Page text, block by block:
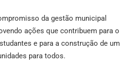
da gestão municipal
ações que contribuem para o
e para a construção de um
para todos.